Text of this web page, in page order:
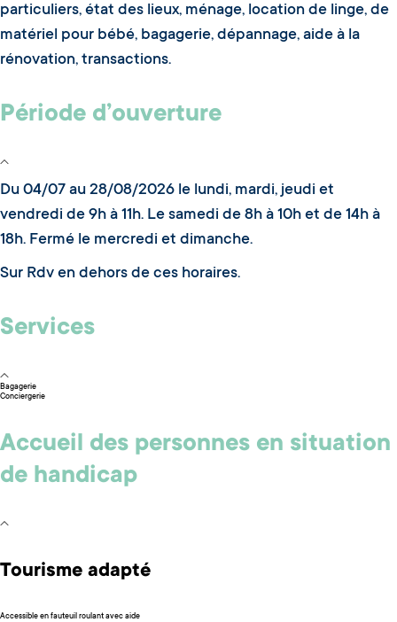
particuliers, état des lieux, ménage, location de linge, de
matériel pour bébé, bagagerie, dépannage, aide à la
rénovation, transactions.
Période d’ouverture
Du 04/07 au 28/08/2026 le lundi, mardi, jeudi et
vendredi de 9h à 11h. Le samedi de 8h à 10h et de 14h à
18h. Fermé le mercredi et dimanche.
Sur Rdv en dehors de ces horaires.
Services
Bagagerie
Conciergerie
Accueil des personnes en situation
de handicap
Tourisme adapté
Accessible en fauteuil roulant avec aide